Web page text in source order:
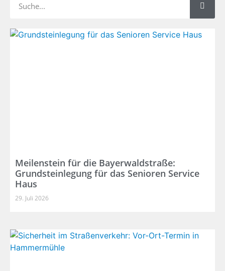
Meilenstein für die Bayerwaldstraße:
Grundsteinlegung für das Senioren Service
Haus
29. Juli 2026